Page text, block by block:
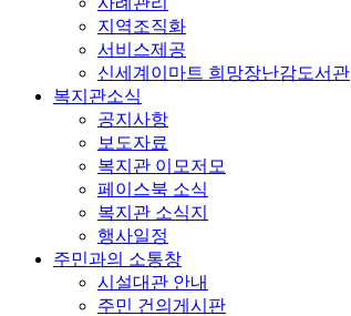
지역조직화
서비스제공
신세계이마트 희망장난감도서관
복지관소식
공지사항
보도자료
복지관 이모저모
페이스북 소식
복지관 소식지
행사일정
주민과의 소통창
시설대관 안내
주민 건의게시판